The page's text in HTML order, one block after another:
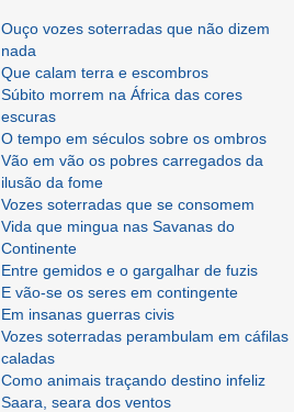
Ouço vozes soterradas que não dizem
nada
Que calam terra e escombros
Súbito morrem na África das cores
escuras
O tempo em séculos sobre os ombros
Vão em vão os pobres carregados da
ilusão da fome
Vozes soterradas que se consomem
Vida que mingua nas Savanas do
Continente
Entre gemidos e o gargalhar de fuzis
E vão-se os seres em contingente
Em insanas guerras civis
Vozes soterradas perambulam em cáfilas
caladas
Como animais traçando destino infeliz
Saara, seara dos ventos